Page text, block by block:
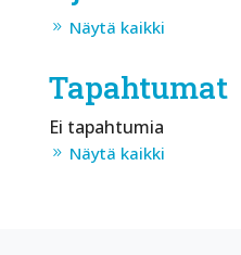
Näytä kaikki
Tapahtumat
Ei tapahtumia
Näytä kaikki